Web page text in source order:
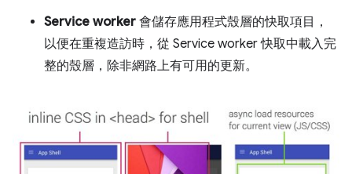
Service worker 會儲存應用程式殼層的快取項目，
以便在重複造訪時，從 Service worker 快取中載入完
整的殼層，除非網路上有可用的更新。